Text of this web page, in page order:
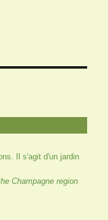
Il s'agit d'un jardin
Champagne region